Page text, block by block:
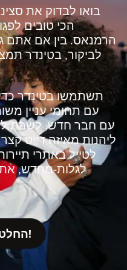
בואו לבדוק את
הכי טובים
הרמנאס. בין אם אתם
לביקור, בטינדר
תשתמשו בטינדר
עם תחומי עניין
עם חבר חדש, לשבת
ליהנות מאיזה דייט
לטייל באתרי
לגלות‑מחדש,
החלטתי לנסות!